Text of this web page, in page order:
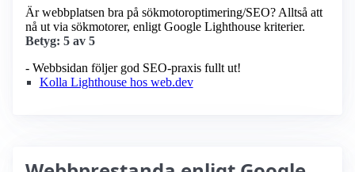
Är webbplatsen bra på sökmotoroptimering/SEO? Alltså att
nå ut via sökmotorer, enligt Google Lighthouse kriterier.
Betyg: 5 av 5
- Webbsidan följer god SEO-praxis fullt ut!
Kolla Lighthouse hos web.dev